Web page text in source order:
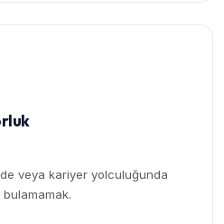
veya kariyer yolculuğunda